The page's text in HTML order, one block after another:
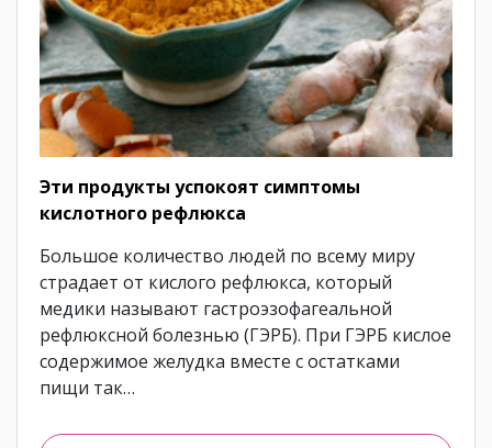
Эти продукты успокоят симптомы
кислотного рефлюкса
Большое количество людей по всему миру
страдает от кислого рефлюкса, который
медики называют гастроэзофагеальной
рефлюксной болезнью (ГЭРБ). При ГЭРБ кислое
содержимое желудка вместе с остатками
пищи так…